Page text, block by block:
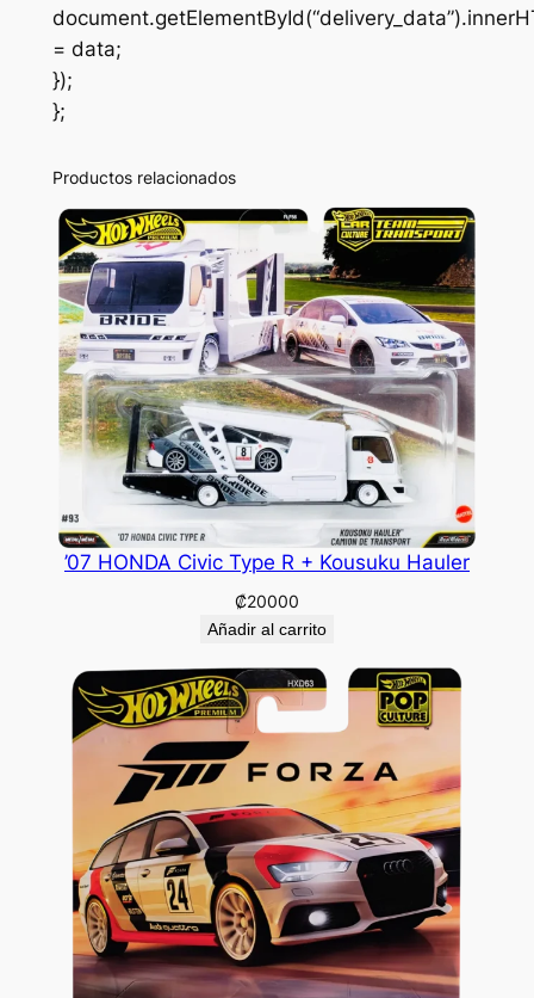
= data;
});
};
Productos relacionados
’07 HONDA Civic Type R + Kousuku Hauler
₡20000
Añadir al carrito